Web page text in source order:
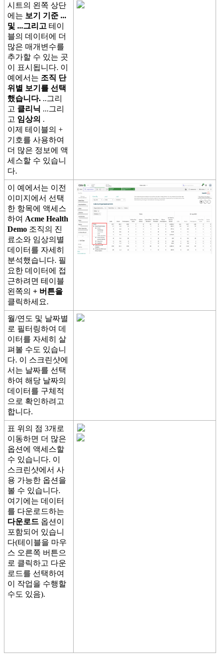
시 트의 왼 쪽 상단
에 는 보기 기 준 ...
및 ...그리 고 테 이
블의 데 이 터 에 더
많은 매개 변 수를
추가할 수 있는 곳
이
표시 됩니 다. 이
예 에서 는 조직 단
위 별 보기 를 선 택
했습니 다. ..그리
고 클리 닉 ...그리
고 임상의 .
이제 테 이 블의 +
기 호를 사용하여
더 많은 정 보 에 액
세 스할 수 있습니
다.
이
예 에서 는 이 전
이 미 지 에서 선 택
한 항목에 액세 스
하여 Acme Health
Demo 조직의 진
료소와 임상의 별
데 이 터 를 자세히
분석했습니 다. 필
요한 데 이 터 에 접
근하려 면 테 이 블
왼 쪽의 + 버 튼을
클릭하세 요.
월/연 도 및 날짜별
로 필터 링하여 데
이 터 를 자세히 살
펴 볼 수도 있습니
다. 이 스크 린샷에
서 는 날짜를 선 택
하여 해 당 날짜의
데 이 터 를 구체 적
으 로 확인하려 고
합니 다.
표 위 의 점 3개 로
이 동하면 더 많은
옵션 에 액세 스할
수 있습니 다. 이
스크 린샷에서 사
용 가능한 옵션 을
볼 수 있습니 다.
여 기 에 는 데 이 터
를 다운로 드하는
다운로드 옵션 이
포함되 어 있습니
다(테 이 블을 마우
스 오른쪽 버 튼으
로 클릭하고 다운
로 드를 선 택하여
이
작업을 수행할
수도 있음).